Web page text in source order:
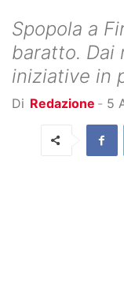
Spopola a
baratto. Dai
iniziative in
Di Redazione - 5